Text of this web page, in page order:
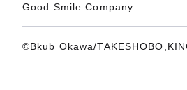
Good Smile Company
©Bkub Okawa/